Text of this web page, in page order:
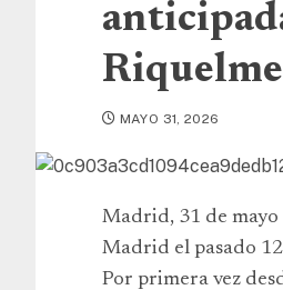
MAYO 31, 2026
Madrid, 31 de mayo
Madrid el pasado
Por primera vez